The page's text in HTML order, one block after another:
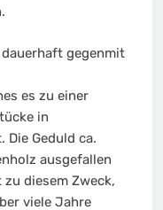
gegenmit
es zu einer
in
Die Geduld ca.
ausgefallen
diesem Zweck,
viele Jahre